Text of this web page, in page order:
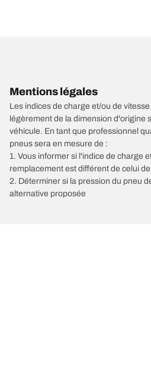
Mentions légales
Les indices de charge et/ou de
légèrement de la dimension d'origine
véhicule. En tant que professionnel
pneus sera en mesure de :
1. Vous informer si l'indice de charge
remplacement est différent de celui
2. Déterminer si la pression du pneu
alternative proposée